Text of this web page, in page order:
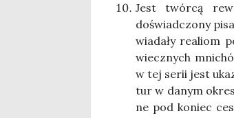
Jest twór­cą
doświad­czo­ny
wia­da­ły realiom
wiecz­nych
w tej serii jest
tur w danym
ne pod koniec